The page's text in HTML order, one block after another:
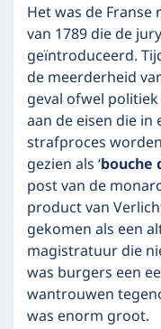
Het was de
van 1789 die de
geïntroduceerd.
de meerderheid
geval ofwel
aan de eisen die in
strafproces
gezien als ‘bouche
post van de
product van
gekomen als een
magistratuur die
was burgers een
wantrouwen
was enorm groot.